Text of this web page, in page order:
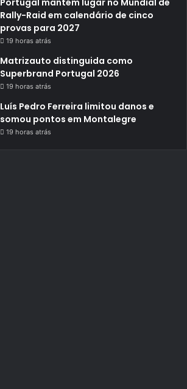
Rally-Raid em calendário de cinco
provas para 2027
19 horas atrás
Matrizauto distinguida como
Superbrand Portugal 2026
19 horas atrás
Luís Pedro Ferreira limitou danos e
somou pontos em Montalegre
19 horas atrás